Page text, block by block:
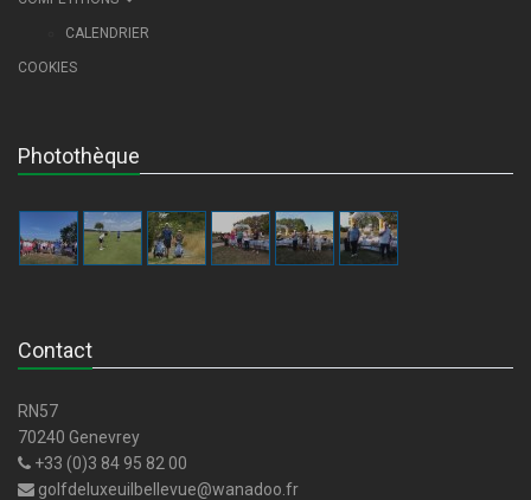
CALENDRIER
COOKIES
Photothèque
Contact
RN57
70240 Genevrey
+33 (0)3 84 95 82 00
golfdeluxeuilbellevue@wanadoo.fr